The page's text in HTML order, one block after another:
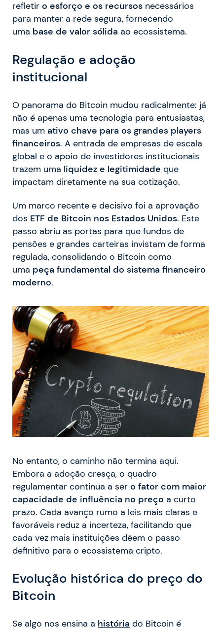
refletir o esforço e os recursos necessários
para manter a rede segura, fornecendo
uma base de valor sólida ao ecossistema.
Regulação e adoção
institucional
O panorama do Bitcoin mudou radicalmente: já
não é apenas uma tecnologia para entusiastas,
mas um ativo chave para os grandes players
financeiros. A entrada de empresas de escala
global e o apoio de investidores institucionais
trazem uma liquidez e legitimidade que
impactam diretamente na sua cotização.
Um marco recente e decisivo foi a aprovação
dos ETF de Bitcoin nos Estados Unidos. Este
passo abriu as portas para que fundos de
pensões e grandes carteiras invistam de forma
regulada, consolidando o Bitcoin como
uma peça fundamental do sistema financeiro
moderno.
No entanto, o caminho não termina aqui.
Embora a adoção cresça, o quadro
regulamentar continua a ser o fator com maior
capacidade de influência no preço a curto
prazo. Cada avanço rumo a leis mais claras e
favoráveis reduz a incerteza, facilitando que
cada vez mais instituições dêem o passo
definitivo para o ecossistema cripto.
Evolução histórica do preço do
Bitcoin
Se algo nos ensina a história do Bitcoin é